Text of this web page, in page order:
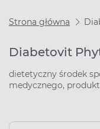
Strona główna
Diabetovit
dietetyczny środek
medycznego,